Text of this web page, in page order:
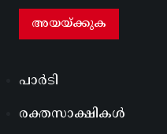
പാർടി
രക്തസാക്ഷികൾ